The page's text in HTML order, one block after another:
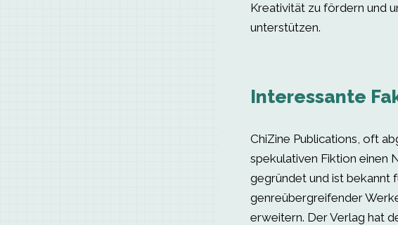
Kreativität zu fördern und
unterstützen.
Interessante
ChiZine Publications, oft
spekulativen Fiktion einen
gegründet und ist bekannt
genreübergreifender
erweitern. Der Verlag hat